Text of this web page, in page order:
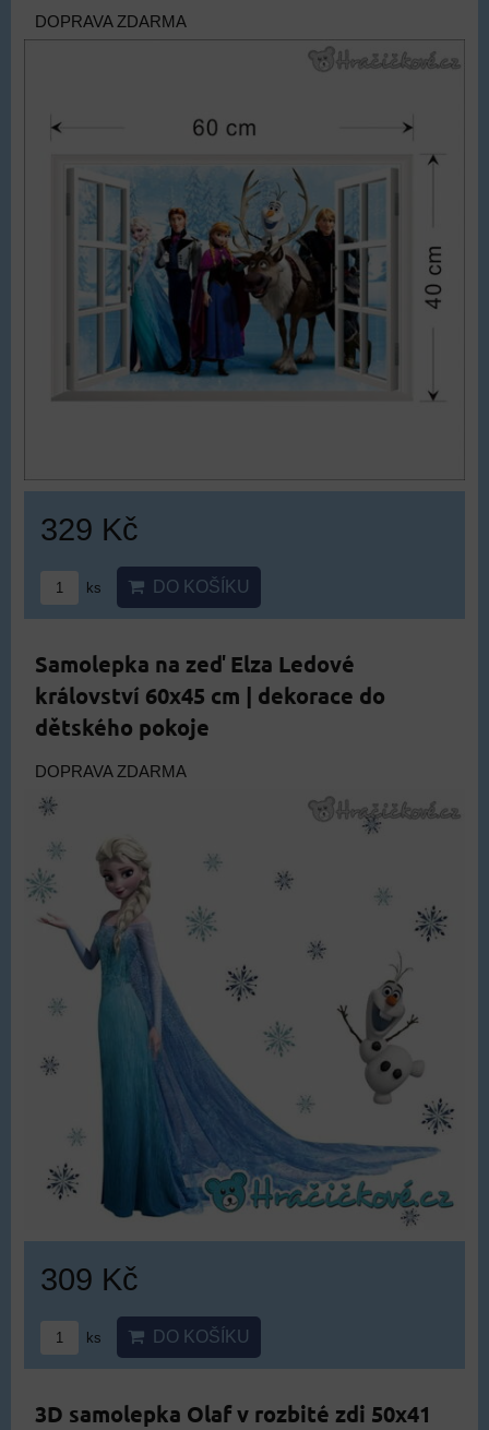
DOPRAVA ZDARMA
329 Kč
ks DO KOŠÍKU
Samolepka na zeď Elza Ledové
království 60x45 cm | dekorace do
dětského pokoje
DOPRAVA ZDARMA
309 Kč
ks DO KOŠÍKU
3D samolepka Olaf v rozbité zdi 50x41